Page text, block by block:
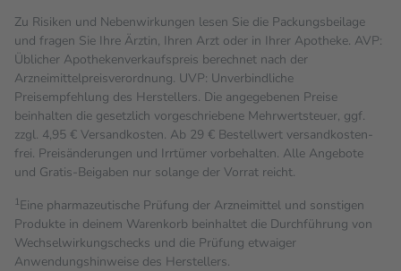
Zu Risiken und Nebenwirkungen lesen Sie die Packungsbeilage
und fragen Sie Ihre Ärztin, Ihren Arzt oder in Ihrer Apotheke. AVP:
Üblicher Apothekenverkaufspreis berechnet nach der
Arzneimittelpreisverordnung. UVP: Unverbindliche
Preisempfehlung des Herstellers. Die angegebenen Preise
beinhalten die gesetzlich vorgeschriebene Mehrwertsteuer, ggf.
zzgl. 4,95 € Versandkosten. Ab 29 € Bestell­wert versand­kosten­
frei. Preisänderungen und Irrtümer vorbehalten. Alle Angebote
und Gratis-Beigaben nur solange der Vorrat reicht.
1Eine pharmazeutische Prüfung der Arzneimittel und sonstigen
Produkte in deinem Warenkorb beinhaltet die Durchführung von
Wechselwirkungschecks und die Prüfung etwaiger
Anwendungshinweise des Herstellers.